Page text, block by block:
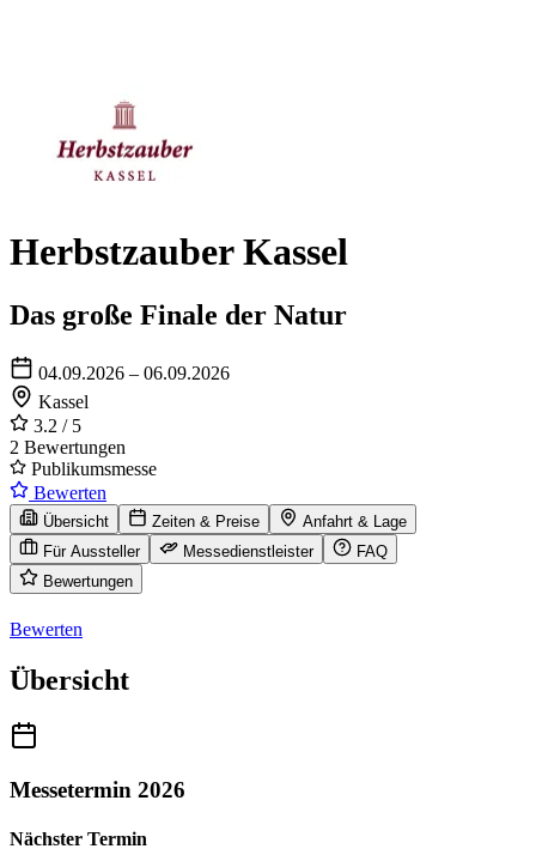
Herbstzauber Kassel
Das große Finale der Natur
04.09.2026 – 06.09.2026
Kassel
3.2 / 5
2 Bewertungen
Publikumsmesse
Bewerten
Übersicht Zeiten & Preise
Anfahrt & Lage
Für Aussteller
Messedienstleister
FAQ
Bewertungen
Bewerten
Übersicht
Messetermin 2026
Nächster Termin